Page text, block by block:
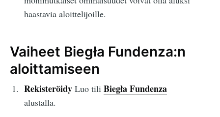
haastavia aloittelijoille.
Vaiheet Biegła Fundenza:n
aloittamiseen
RekisteröidyLuo tili Biegła Fundenza
alustalla.